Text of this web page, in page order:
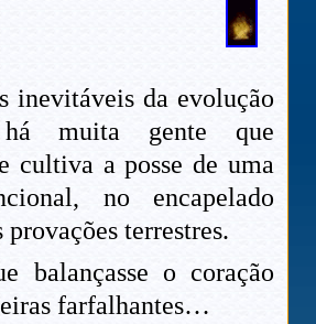
inevitáveis da evolução
há muita gente que
cultiva a posse de uma
no encapelado
provações terrestres.
balançasse o coração
farfalhantes…